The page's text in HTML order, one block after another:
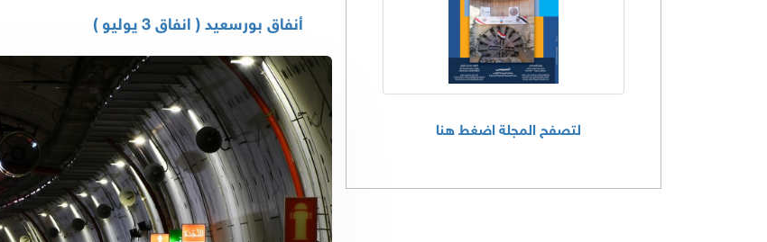
أنفاق بورسعيد ( انفاق 3 يوليو )
لتصفح المجلة اضغط هنا